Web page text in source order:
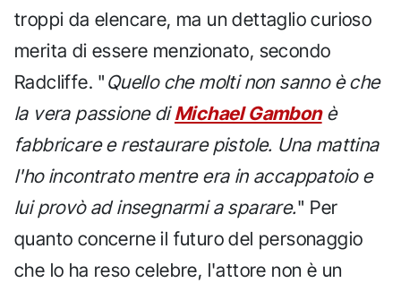
troppi da elencare, ma un dettaglio curioso
merita di essere menzionato, secondo
Radcliffe. " Quello che molti non sanno è che
la vera passione diMichael Gambonè
fabbricare e restaurare pistole. Una mattina
l'ho incontrato mentre era in accappatoio e
lui provò ad insegnarmi a sparare." Per
quanto concerne il futuro del personaggio
che lo ha reso celebre, l'attore non è un